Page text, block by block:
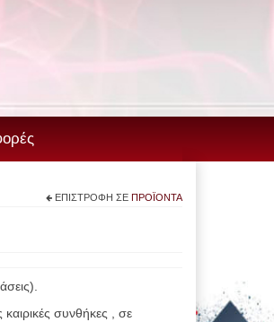
ΕΠΙΣΤΡΟΦΉ ΣΕ ΠΡΟΪΌΝΤΑ
συνθήκες , σε